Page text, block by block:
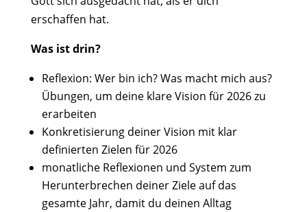
erschaffen hat.
Was ist drin?
Reflexion: Wer bin ich? Was macht mich aus?
Übungen, um deine klare Vision für 2026 zu
erarbeiten
Konkretisierung deiner Vision mit klar
definierten Zielen für 2026
monatliche Reflexionen und System zum
Herunterbrechen deiner Ziele auf das
gesamte Jahr, damit du deinen Alltag